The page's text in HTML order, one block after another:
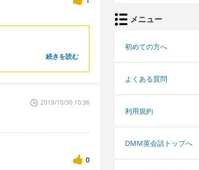
続きを読む
2019/10/30 10:36
0
メニュー
初めての方へ
よくある質問
利用規約
DMM英会話トップへ